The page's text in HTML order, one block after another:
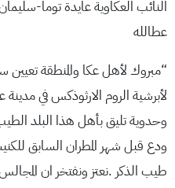
النائب العكاوية عايدة توما-
عطالله
“مبروك لأهل عكا والمنطقة تعيين
لأبرشية الروم الارثوذكس في
وحدوية تليق بأهل هذا البلد
ودع قبل شهر المطران السابق
طيب الذكر .نعتز ونفتخر ان